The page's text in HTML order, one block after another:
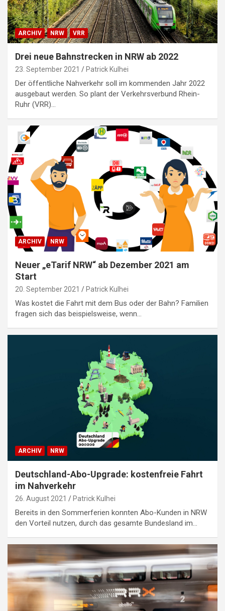
ARCHIV NRW VRR
Drei neue Bahnstrecken in NRW ab 2022
23. September 2021 Patrick Kulhei
Der öffentliche Nahverkehr soll im kommenden Jahr 2022
ausgebaut werden. So plant der Verkehrsverbund Rhein-
Ruhr (VRR)…
ARCHIV NRW
Neuer „eTarif NRW“ ab Dezember 2021 am
Start
20. September 2021 Patrick Kulhei
Was kostet die Fahrt mit dem Bus oder der Bahn? Familien
fragen sich das beispielsweise, wenn…
ARCHIV NRW
Deutschland-Abo-Upgrade: kostenfreie Fahrt
im Nahverkehr
26. August 2021 Patrick Kulhei
Bereits in den Sommerferien konnten Abo-Kunden in NRW
den Vorteil nutzen, durch das gesamte Bundesland im…